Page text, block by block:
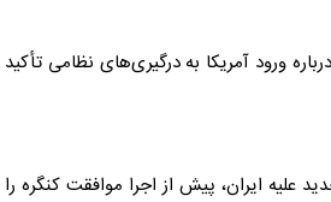
ورود آمریکا به درگیری‌های نظامی تأکید
علیه ایران، پیش از اجرا موافقت کنگره را